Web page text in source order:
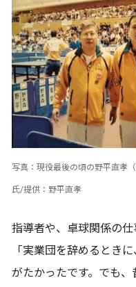
写真：現役最後の頃の野平直孝
氏/提供：野平直孝
指導者や、卓球関係の仕
「実業団を辞めるとき
がたかったです。でも